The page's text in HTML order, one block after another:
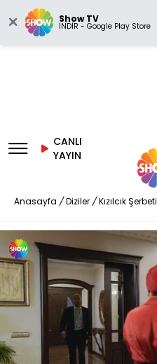
Show TV
İNDİR - Google Play Store
CANLI
YAYIN
Anasayfa / Diziler / Kızılcık Şerbeti